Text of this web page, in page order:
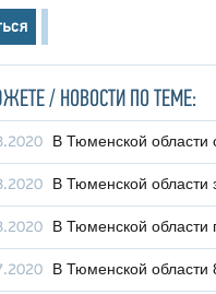
/ НОВОСТИ ПО ТЕМЕ:
В Тюменской области
В Тюменской области
В Тюменской области
В Тюменской области